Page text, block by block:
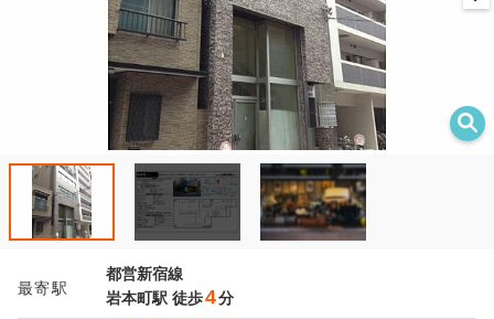
最寄駅
都営新宿線
岩本町駅 徒歩4分